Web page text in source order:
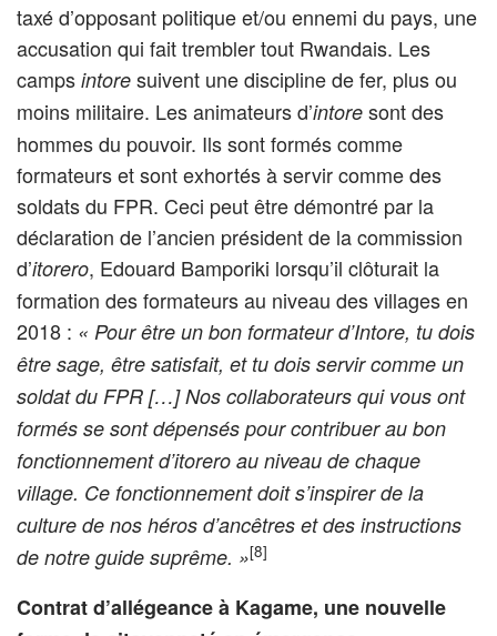
taxé d’opposant politique et/ou ennemi du pays, une
accusation qui fait trembler tout Rwandais. Les
camps intore suivent une discipline de fer, plus ou
moins militaire. Les animateurs d’intore sont des
hommes du pouvoir. Ils sont formés comme
formateurs et sont exhortés à servir comme des
soldats du FPR. Ceci peut être démontré par la
déclaration de l’ancien président de la commission
d’itorero, Edouard Bamporiki lorsqu’il clôturait la
formation des formateurs au niveau des villages en
2018 : « Pour être un bon formateur d’Intore, tu dois
être sage, être satisfait, et tu dois servir comme un
soldat du FPR […] Nos collaborateurs qui vous ont
formés se sont dépensés pour contribuer au bon
fonctionnement d’itorero au niveau de chaque
village. Ce fonctionnement doit s’inspirer de la
culture de nos héros d’ancêtres et des instructions
de notre guide suprême. »[8]
Contrat d’allégeance à Kagame, une nouvelle